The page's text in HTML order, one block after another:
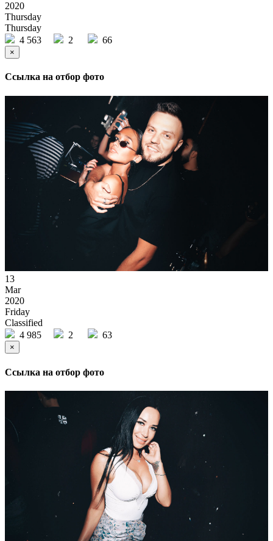
2020
Thursday
Thursday
4 563
2 66
×
Ссылка на отбор фото
13
Mar
2020
Friday
Classified
4 985
2 63
×
Ссылка на отбор фото